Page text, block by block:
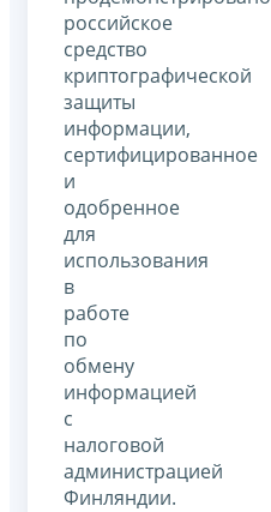
российское
средство
криптографической
защиты
информации,
сертифицированное
и
одобренное
для
использования
в
работе
по
обмену
информацией
с
налоговой
администрацией
Финляндии.